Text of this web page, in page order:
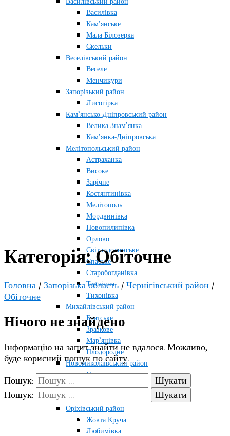
Василівка
Кам’янське
Мала Білозерка
Скельки
Веселівський район
Веселе
Менчикури
Запорізький район
Лисогірка
Кам’янсько-Дніпровський район
Велика Знам’янка
Кам’янка-Дніпровська
Мелітопольський район
Астраханка
Високе
Зарічне
Костянтинівка
Мелітополь
Мордвинівка
Новопилипівка
Орлово
Світлодолинське
Спаське
Старобогданівка
Терпіння
Тихонівка
Михайлівський район
Братське
Зразкове
Мар’янівка
Плодородне
Новомиколаївський район
Новосолоне
Тернувате
Оріхівський район
Жовта Круча
Любимівка
Категорія:Обіточне
Головна / Запорізька область / Чернігівський район /
Обіточне
Нічого не знайдено
Інформацію на запит знайти не вдалося. Можливо,
буде корисний пошук по сайту.
Пошук:
Пошук:
ПОДДЕРЖАТЬ ПРОЕКТ